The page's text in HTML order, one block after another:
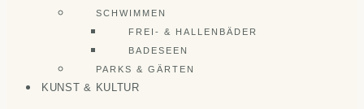
SCHWIMMEN
FREI- & HALLENBÄDER
BADESEEN
PARKS & GÄRTEN
KUNST & KULTUR